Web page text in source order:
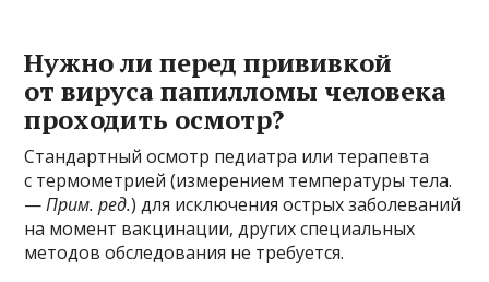
Нужно ли перед прививкой
от вируса папилломы человека
проходить осмотр?
Стандартный осмотр педиатра или терапевта
с термометрией (измерением температуры тела.
—Прим. ред.) для исключения острых заболеваний
на момент вакцинации, других специальных
методов обследования не требуется.